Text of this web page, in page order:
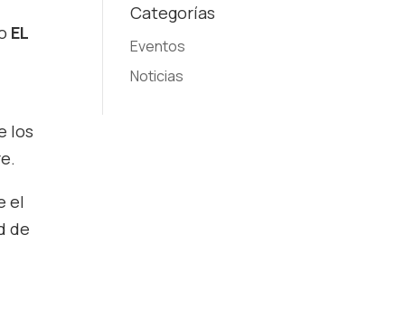
EL
los
el
de
Categorías
Eventos
Noticias